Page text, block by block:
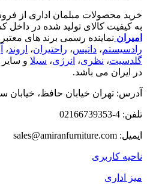
خرید محصولات مبلمان اداری از
به کیفیت کالای تولید شده در
امیران نماینده رسمی برند های معتبر
رادسیستم، داتیس، راحتیران، اروند،
گلدسیت، نظری، انرژی، سیلا و
در ایران می باشد.
آدرس: تهران خیابان حافظ، خیابان
تلفن: 4-02166739353
ایمیل: sales@amiranfurniture.com
ناحیه کاربری
میز اداری